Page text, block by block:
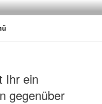
Ihr ein
gegenüber